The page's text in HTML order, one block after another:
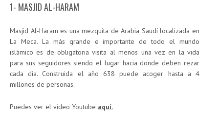
1- MASJID AL-HARAM
Masjid Al-Haram es una mezquita de Arabia Saudí localizada en
La Meca. La más grande e importante de todo el mundo
islámico es de obligatoria visita al menos una vez en la vida
para sus seguidores siendo el lugar hacia donde deben rezar
cada día. Construida el año 638 puede acoger hasta a 4
millones de personas.
Puedes ver el vídeo Youtube aquí.